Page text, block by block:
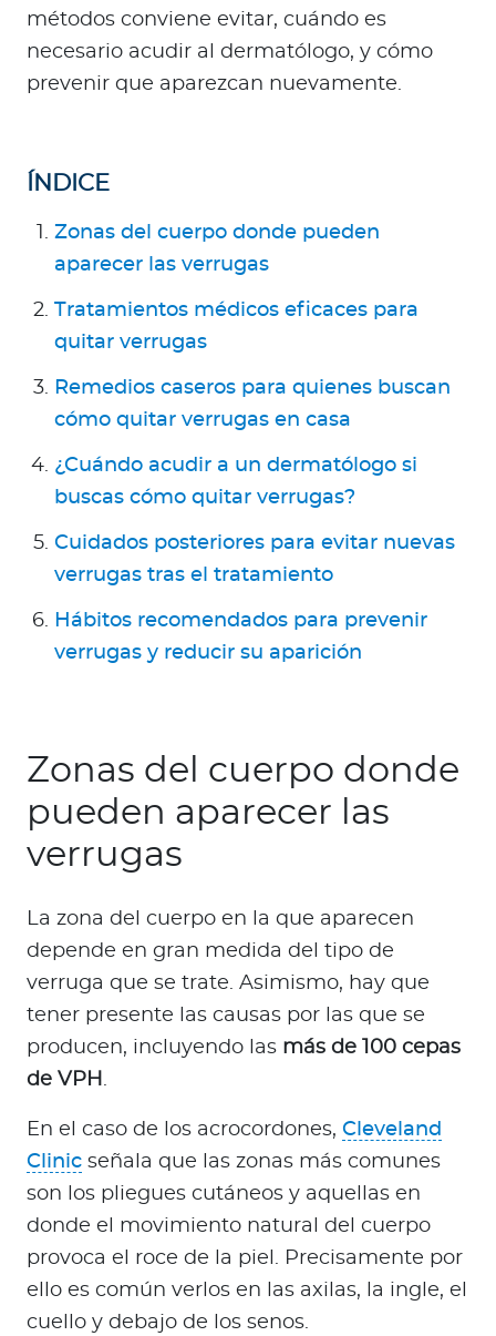
Red de Salud
métodos conviene evitar, cuándo es
necesario acudir al dermatólogo, y cómo
prevenir que aparezcan nuevamente.
ÍNDICE
Zonas del cuerpo donde pueden
aparecer las verrugas
Tratamientos médicos eficaces para
quitar verrugas
Remedios caseros para quienes buscan
cómo quitar verrugas en casa
¿Cuándo acudir a un dermatólogo si
buscas cómo quitar verrugas?
Cuidados posteriores para evitar nuevas
verrugas tras el tratamiento
Hábitos recomendados para prevenir
verrugas y reducir su aparición
Zonas del cuerpo donde
pueden aparecer las
verrugas
La zona del cuerpo en la que aparecen
depende en gran medida del tipo de
verruga que se trate. Asimismo, hay que
tener presente las causas por las que se
producen, incluyendo las más de 100 cepas
de VPH .
En el caso de los acrocordones, Cleveland
Clinic señala que las zonas más comunes
son los pliegues cutáneos y aquellas en
donde el movimiento natural del cuerpo
provoca el roce de la piel. Precisamente por
ello es común verlos en las axilas, la ingle, el
cuello y debajo de los senos.